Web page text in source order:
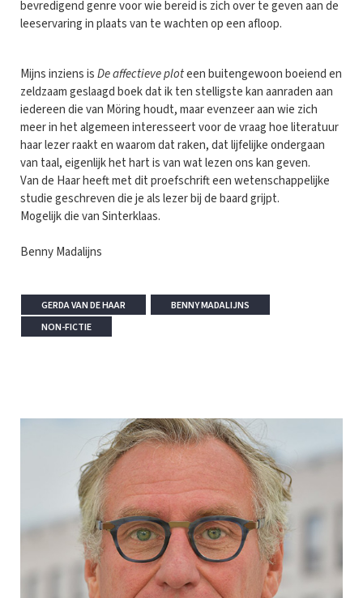
bevredigend genre voor wie bereid is zich over te geven aan de
leeservaring in plaats van te wachten op een afloop.
Mijns inziens isDe affectieve ploteen buitengewoon boeiend en
zeldzaam geslaagd boek dat ik ten stelligste kan aanraden aan
iedereen die van Möring houdt, maar evenzeer aan wie zich
meer in het algemeen interesseert voor de vraag hoe literatuur
haar lezer raakt en waarom dat raken, dat lijfelijke ondergaan
van taal, eigenlijk het hart is van wat lezen ons kan geven.
Van de Haar heeft met dit proefschrift een wetenschappelijke
studie geschreven die je als lezer bij de baard grijpt.
Mogelijk die van Sinterklaas.
Benny Madalijns
GERDA VAN DE HAAR
BENNY MADALIJNS
NON-FICTIE